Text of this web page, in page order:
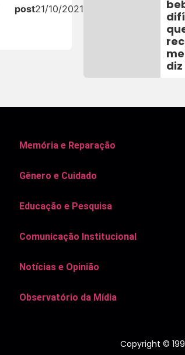
post21/10/2021
diz
Memória e Reparação
Gênero e Cuidado
Educação e Pesquisa
Comunicação Institucional
Notícias e Opinião
Observatório da Mídia
Copyright ©